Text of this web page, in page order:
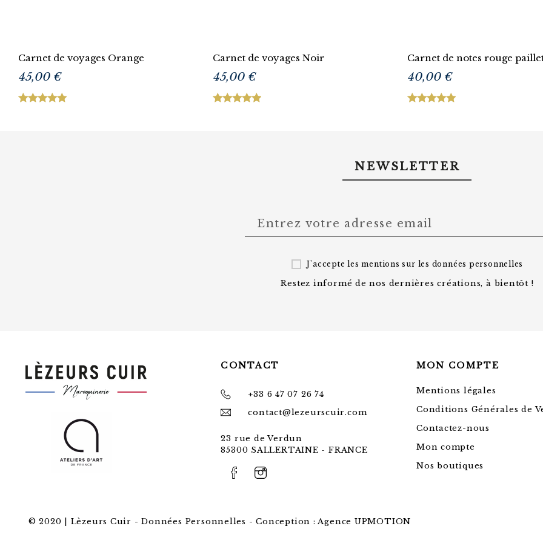
Carnet de voyages Orange
45,00 €
Carnet de voyages Noir
45,00 €
Carnet de notes rouge
40,00 €
NEWSLETTER
J'accepte les mentions sur les données personnelles
Restez informé de nos dernières créations, à bientôt !
CONTACT
+33 6 47 07 26 74
contact@lezeurscuir.com
23 rue de Verdun
85300 SALLERTAINE - FRANCE
MON COMPTE
Mentions légales
Conditions Générales de
Contactez-nous
Mon compte
Nos boutiques
© 2020 | Lèzeurs Cuir -Données Personnelles -Conception : Agence UPMOTION